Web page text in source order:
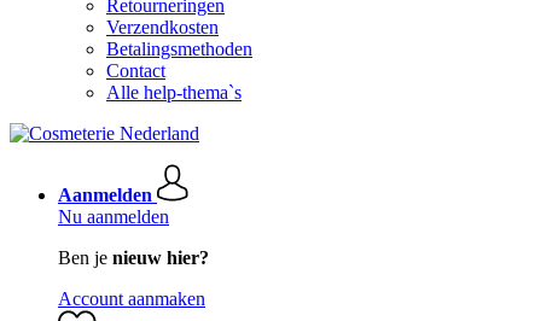
Retourneringen
Verzendkosten
Betalingsmethoden
Contact
Alle help-thema`s
Aanmelden
Nu aanmelden
Ben je nieuw hier?
Account aanmaken